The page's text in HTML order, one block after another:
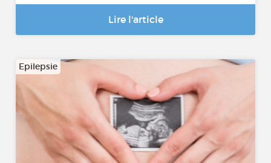
Lire l'article
Epilepsie